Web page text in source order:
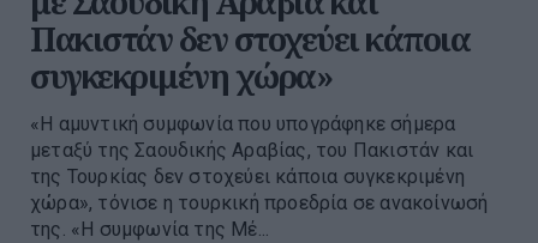
Πακιστάν δεν στοχεύει κάποια
συγκεκριμένη χώρα»
«Η αμυντική συμφωνία που υπογράφηκε σήμερα
μεταξύ της Σαουδικής Αραβίας, του Πακιστάν και
της Τουρκίας δεν στοχεύει κάποια συγκεκριμένη
χώρα», τόνισε η τουρκική προεδρία σε ανακοίνωσή
της. «Η συμφωνία της Μέ...